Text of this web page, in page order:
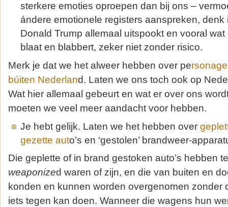
sterkere emoties oproepen dan bij ons –
ándere emotionele registers aanspreken, denk
Donald Trump allemaal uitspookt en vooral
blaat en blabbert, zeker niet zonder risico.
Merk je dat we het alweer hebben over pe
búiten Nederland. Laten we ons toch ook op
Wat hier allemaal gebeurt en wat er over ons
moeten we veel meer aandacht voor hebben.
Je hebt gelijk. Laten we het hebben over
gezette auto’s en ‘gestolen’ brandweer-
Die geplette of in brand gestoken auto’s hebben
weaponized waren of zijn, en die van buiten en
konden en kunnen worden overgenomen zonder
iets tegen kan doen. Wanneer die wagens hun